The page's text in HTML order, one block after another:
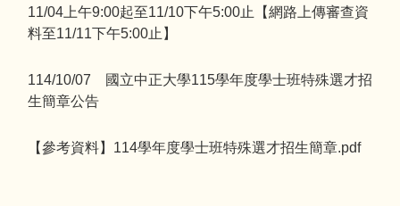
11/04上午9:00起至11/10下午5:00止【網路上傳審查資
料至11/11下午5:00止】
114/10/07 國立中正大學115學年度學士班特殊選才招
生簡章公告
【參考資料】114學年度學士班特殊選才招生簡章.pdf